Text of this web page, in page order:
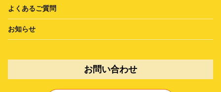
よくあるご質問
お知らせ
お問い合わせ